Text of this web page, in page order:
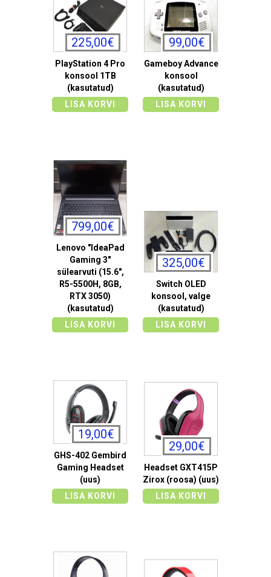
225,00€
PlayStation 4 Pro
konsool 1TB
(kasutatud)
LISA KORVI
99,00€
Gameboy Advance
konsool
(kasutatud)
LISA KORVI
799,00€
Lenovo "IdeaPad
Gaming 3"
sülearvuti (15.6",
R5-5500H, 8GB,
RTX 3050)
(kasutatud)
LISA KORVI
325,00€
Switch OLED
konsool, valge
(kasutatud)
LISA KORVI
19,00€
GHS-402 Gembird
Gaming Headset
(uus)
LISA KORVI
29,00€
Headset GXT415P
Zirox (roosa) (uus)
LISA KORVI